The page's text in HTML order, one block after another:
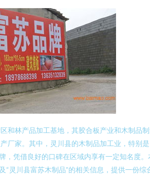
和林产品加工基地，其胶合板产业和木制品
厂家。其中，灵川县的木制品加工业，特别是
，凭借良好的口碑在区域内享有一定知名度。
“灵川县富苏木制品”的相关信息，提供一份综